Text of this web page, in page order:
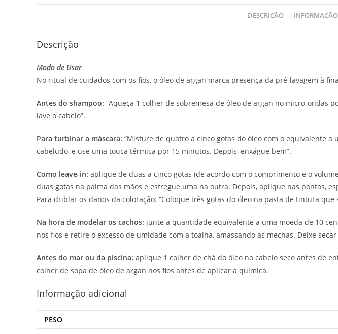
DESCRIÇÃO
Descrição
Modo de Usar
No ritual de cuidados com os fios, o óleo de argan marca presença da pré-lavagem à
Antes do shampoo: “Aqueça 1 colher de sobremesa de óleo de argan no micro-ondas
lave o cabelo”.
Para turbinar a máscara: “Misture de quatro a cinco gotas do óleo com o equivalente
cabeludo, e use uma touca térmica por 15 minutos. Depois, enxágue bem”.
Como leave-in: aplique de duas a cinco gotas (de acordo com o comprimento e o
duas gotas na palma das mãos e esfregue uma na outra. Depois, aplique nas pontas,
Para driblar os danos da coloração: “Coloque três gotas do óleo na pasta de tintura que
Na hora de modelar os cachos: junte a quantidade equivalente a uma moeda de 10
nos fios e retire o excesso de umidade com a toalha, amassando as mechas. Deixe
Antes do mar ou da piscina: aplique 1 colher de chá do óleo no cabelo seco antes de
colher de sopa de óleo de argan nos fios antes de aplicar a química.
Informação adicional
PESO